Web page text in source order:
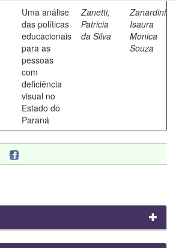
Uma análise
das políticas
educacionais
para as
pessoas
com
deficiência
visual no
Estado do
Paraná
Zanetti,
Patricia
da Silva
Zanardini,
Isaura
Monica
Souza